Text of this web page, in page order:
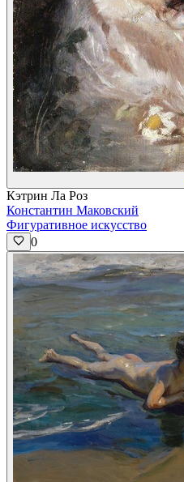
Кэтрин Ла Роз
Константин Маковский
Фигуративное искусство
0